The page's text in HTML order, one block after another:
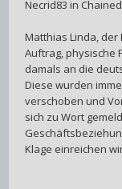
Necrid83 in
Matthias Linda, der
Auftrag, physische
damals an die
Diese wurden
verschoben und
sich zu Wort
Klage einreichen